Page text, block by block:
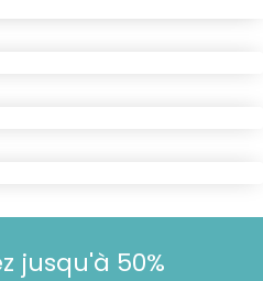
jusqu'à 50%